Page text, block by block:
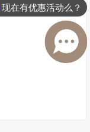
现在有优惠活动么？